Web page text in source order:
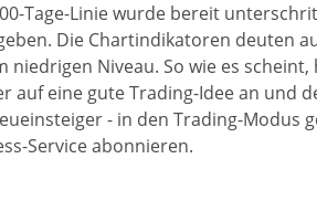
Tage-Linie wurde bereit
Die Chartindikatoren deuten
niedrigen Niveau. So wie es
auf eine gute Trading-Idee an und
- in den Trading-Modus
Service abonnieren.